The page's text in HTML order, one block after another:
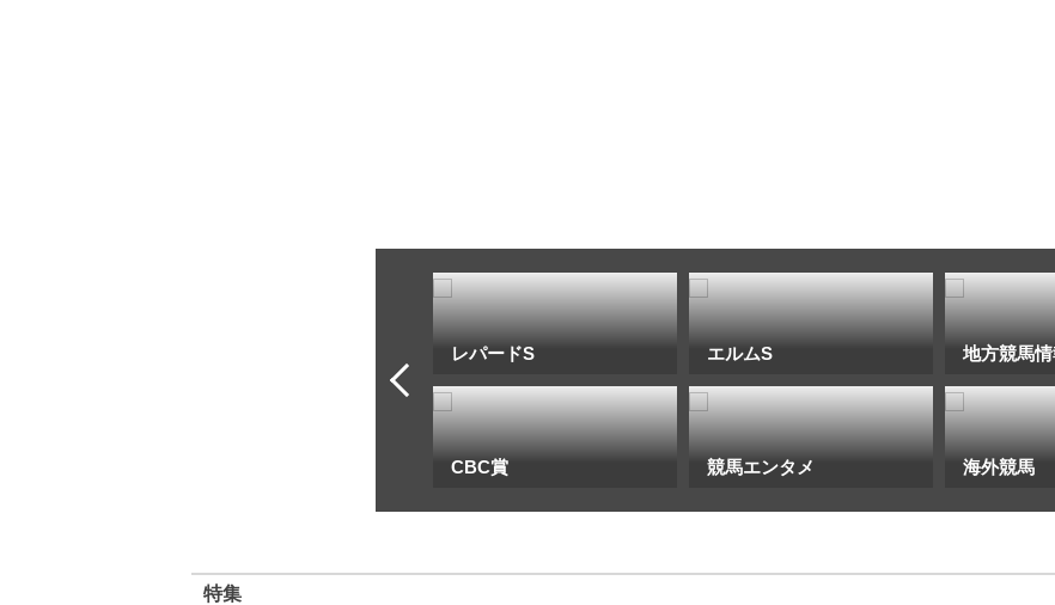
レパードS
CBC賞
エルムS
競馬エンタメ
地方競馬情
海外競馬
特集